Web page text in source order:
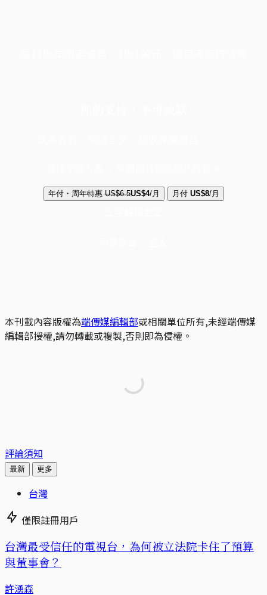
年付・周年特惠 US$6.5US$4/月 月付 US$8/月
本刊載內容版權為端傳媒編輯部或相關單位所有,未經端傳媒
編輯部授權,請勿轉載或複製,否則即為侵權。
評論須知
最新 更多
台灣
僅限註冊用戶
台灣最受信任的電視台，為何被立法院卡住了預算
與董事會？
許湧森